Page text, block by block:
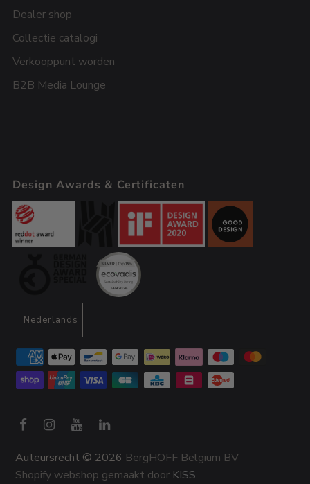
Dealer shop
Collectie catalogi
Verkooppunt worden
B2B Media Lounge
Auteursrecht © 2026 BergHOFF Belgium BV
Shopify webshop gemaakt door KISS.
Design Awards & Certificaten
Nederlands